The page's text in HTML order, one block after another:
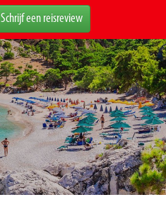
Schrijf een reisreview